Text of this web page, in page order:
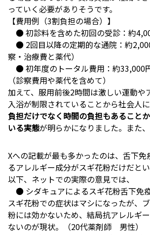
っていく必要がありそうです。
【費用例（3割負担の場合）】
● 初診料を含めた初回の受診：約
● 2回目以降の定期的な通院：約
察・治療費と薬代）
● 初年度のトータル費用：約33,000
（診察費用や薬代を含めて）
加えて、服用前後2時間は激しい運動や
入浴が制限されていることから社会人
負担だけでなく時間の負担もあること
いる実態が明らかになりました。また、
Xへの記載が最も多かったのは、舌下免
るアレルギー成分がスギ花粉だけだとい
以下、ネットでの実際の意見では、
● シダキュアによるスギ花粉舌下免
スギ花粉での症状はマシになったが、
粉には効かないため、結局抗アレルギ
ないのが現状。（20代薬剤師 男性）